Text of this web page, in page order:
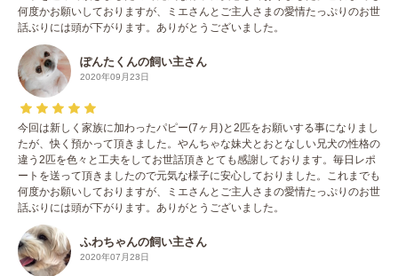
何度かお願いしておりますが、ミエさんとご主人さまの愛情たっぷりのお世
話ぶりには頭が下がります。ありがとうございました。
ぽんたくんの飼い主さん
2020年09月23日
今回は新しく家族に加わったパピー(7ヶ月)と2匹をお願いする事になりまし
たが、快く預かって頂きました。やんちゃな妹犬とおとなしい兄犬の性格の
違う2匹を色々と工夫をしてお世話頂きとても感謝しております。毎日レポ
ートを送って頂きましたので元気な様子に安心しておりました。これまでも
何度かお願いしておりますが、ミエさんとご主人さまの愛情たっぷりのお世
話ぶりには頭が下がります。ありがとうございました。
ふわちゃんの飼い主さん
2020年07月28日